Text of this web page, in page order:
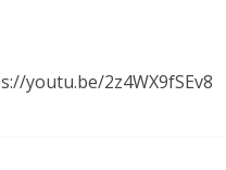
youtu.be/2z4WX9fSEv8